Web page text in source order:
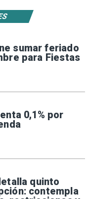
sumar feriado
para Fiestas
0,1% por
quinto
contempla